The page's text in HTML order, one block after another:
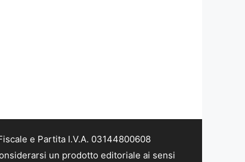
e Partita I.V.A. 03144800608
un prodotto editoriale ai sensi